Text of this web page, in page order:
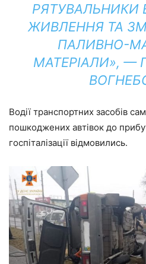
РЯТУВАЛЬНИКИ
ЖИВЛЕННЯ ТА
ПАЛИВНО-
МАТЕРІАЛИ», —
Водії транспортних засобів
пошкоджених автівок до
госпіталізації відмовились.